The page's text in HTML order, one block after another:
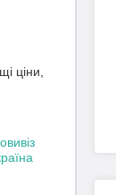
ціни,